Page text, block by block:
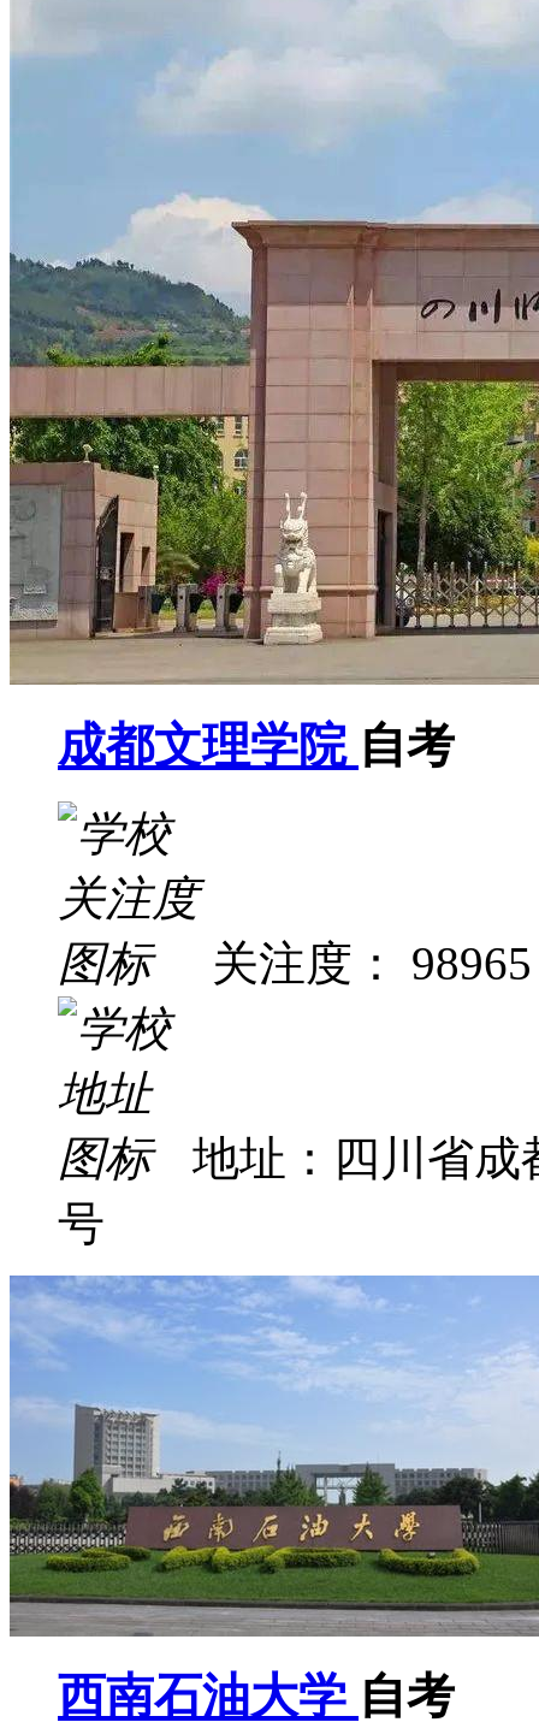
成都文理学院 自考
关注度： 98965
地址：四川省成
号
西南石油大学 自考